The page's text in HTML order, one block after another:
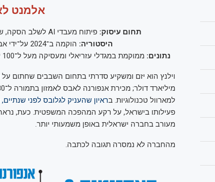
אלמנט
תחום עיסוק: פיתוח מעבדי AI לשלב הסקה, שבו מופעלים מודלי הבינה המלאכותית
היסטוריה: הוקמה ב־2024 על־ידי אביגדור וילנץ, דוד דהן ורן חלוץ
נתונים: ממוקמת במגדלי עזריאלי ומעסיקה מעל ל־100 עובדים, רבים מהם עובדי הבאנה לאבס לשעבר
למארוול טכנולוגיות. בראיון שהעניק לגלובס לפני שנתיים,
פעילותו בישראל, על רקע המהפכה המשפטית. כעת,
מעורב בחברה ישראלית באופן משמעותי יותר.
מהחברה לא נמסרה תגובה לכתבה.